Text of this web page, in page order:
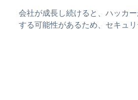
会社が成長し続けると、ハッカ
する可能性があるため、セキュ